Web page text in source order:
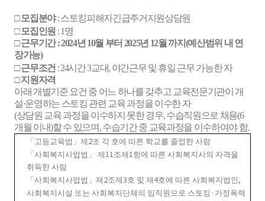
□ 모집분야 :스토킹피해자긴급주거지원상담원
□ 모집인원 : 1명
□근무기간: 2024년 10월 부터 2025년 12월 까지 (예산범위 내 연
장가능)
□근무조건 : 24시간3교대, 야간근무 및 휴일 근무 가능한 자
□지원자격
아래 개별기준 요건 중 어느 하나를 갖추고 교육전문기관이 개
설·운영하는 스토킹 관련 교육 과정을 이수한 자
(상담원 교육 과정을 이수하지 못한 경우,수습직원으로 채용(6
개월 이내)할 수 있으며,수습기간 중 교육과정을 이수하여야 함.
「 고등교육법 」제 2조 각 호에 따른 학교를 졸업한 사람
「사회복지사업법 」제11조제1항에 따른 사회복지사의 자격을
취득한 사람
「사회복지사업법 」제 2조제3호 및 제 4호에 따른 사회복지법인 ,
사회복지시설 또는 사회복지단체의 임직원으로 스토킹 · 가정폭력